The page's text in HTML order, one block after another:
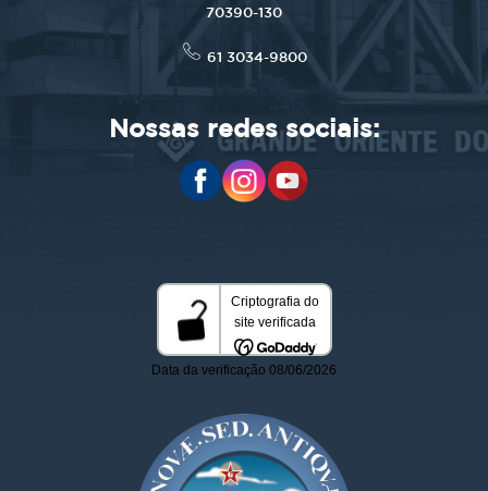
70390-130
61 3034-9800
Nossas redes sociais: